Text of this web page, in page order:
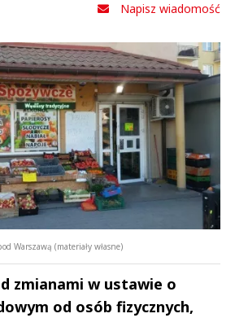
Napisz wiadomość
Warszawą (materiały własne)
zmianami w ustawie o
od osób fizycznych,